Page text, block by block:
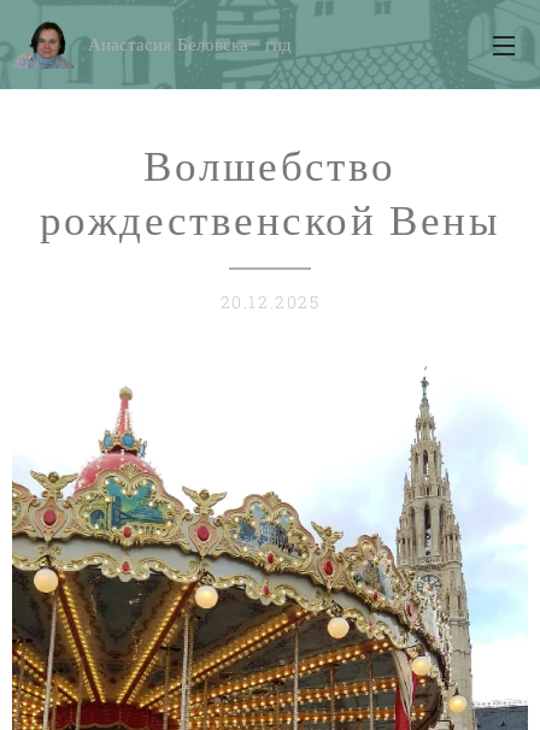
Анастасия Беловска- гид
Волшебство
рождественской Вены
20.12.2025